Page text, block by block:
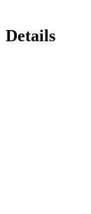
Details